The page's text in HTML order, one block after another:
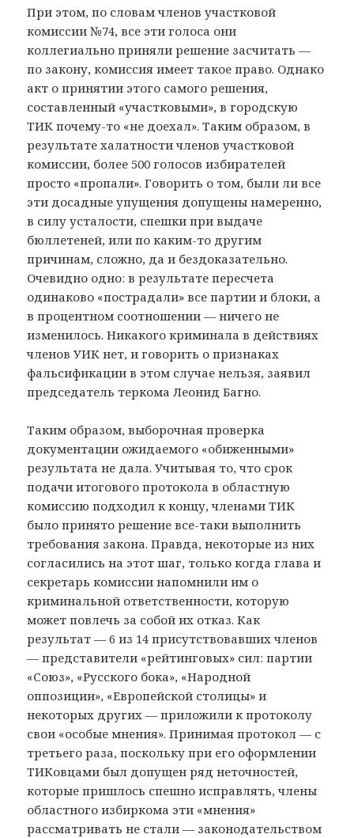
При этом, по словам членов участковой
комиссии №74, все эти голоса они
коллегиально приняли решение засчитать —
по закону, комиссия имеет такое право. Однако
акт о принятии этого самого решения,
составленный «участковыми», в городскую
ТИК почему-то «не доехал». Таким образом, в
результате халатности членов участковой
комиссии, более 500 голосов избирателей
просто «пропали». Говорить о том, были ли все
эти досадные упущения допущены намеренно,
в силу усталости, спешки при выдаче
бюллетеней, или по каким-то другим
причинам, сложно, да и бездоказательно.
Очевидно одно: в результате пересчета
одинаково «пострадали» все партии и блоки, а
в процентном соотношении — ничего не
изменилось. Никакого криминала в действиях
членов УИК нет, и говорить о признаках
фальсификации в этом случае нельзя, заявил
председатель теркома Леонид Багно.
Таким образом, выборочная проверка
документации ожидаемого «обиженными»
результата не дала. Учитывая то, что срок
подачи итогового протокола в областную
комиссию подходил к концу, членами ТИК
было принято решение все-таки выполнить
требования закона. Правда, некоторые из них
согласились на этот шаг, только когда глава и
секретарь комиссии напомнили им о
криминальной ответственности, которую
может повлечь за собой их отказ. Как
результат — 6 из 14 присутствовавших членов
— представители «рейтинговых» сил: партии
«Союз», «Русского бока», «Народной
оппозиции», «Европейской столицы» и
некоторых других — приложили к протоколу
свои «особые мнения». Принимая протокол — с
третьего раза, поскольку при его оформлении
ТИКовцами был допущен ряд неточностей,
которые пришлось спешно исправлять, члены
областного избиркома эти «мнения»
рассматривать не стали — законодательством